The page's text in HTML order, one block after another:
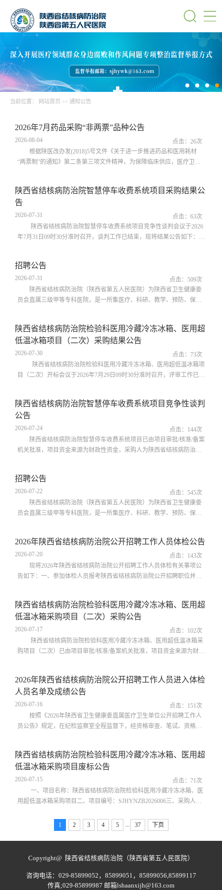
当前位置： 网站首页 >> 通知公告
2026年7月药品采购“非两票”品种公告
2026-08-04 点击： 26次
根据陕医改办发(2018)5号文件《关于进一步推进药品和医用耗材
“两票制”的通知》第二条第三项文件精神，为保障临床供应，医疗卫生
中“非两票”品种予以公告：洁尔阴洗剂伤湿止痛膏陕西省结核病防治院
药剂科2026年8月4
陕西省结核病防治院智慧停车收费系统项目采购结果公
告
2026-07-31 点击： 63次
陕西省结核病防治院智慧停车收费系统项目竞争性谈判会议于2026
年7月31日09时30分准时召开，谈判工作已结束，现将结果公告如下：
安市长安区太乙宫镇上湾村甲字1号联系方式：029-85899294四、成交信
息：供应商名称：西安利泽商贸有限公司中标（成交）金额：33,250.00
元（大写：叁万叁仟贰佰伍拾元...
招聘公告
2026-07-31 点击： 509次
陕西省结核病防治院（陕西省第五人民医院）为陕西省卫生健康委
员会直属三级甲等专科医院，是一所集医疗、科研、教学、预防、保健
心副主委单位、中国结核病临床试验合作中心副主委单位、北京结核病
诊疗技术创新联盟理事长单位、中华医学会结核病分会常委单位。因医
院业务发展需要，现面向社会公...
陕西省结核病防治院检验科医用冷藏冷冻冰箱、医用超
低温冰箱项目（二次）采购结果公告
2026-07-30 点击： 73次
陕西省结核病防治院检验科医用冷藏冷冻冰箱、医用超低温冰箱项
目（二次）开标会议于2026年7月29日09时30分准时召开，评审工作已结
次）二、项目编号：SJHYNZB2026006三、采购人信息：陕西省结核病
防治院地址：西安市长安区太乙宫镇上湾村甲字一号联系方式：029-
85899294四、成交信息供应商名称：...
陕西省结核病防治院智慧停车收费系统项目竞争性谈判
公告
2026-07-24 点击： 144次
陕西省结核病防治院智慧停车收费系统项目已由项目审批/核准/备案
机关批准，项目资金来源为财政性资金，采购人为陕西省结核病防治
防治院智慧停车收费系统项目3.预算金额：35,000.00元4.最高限价：
35,000.00元5.采购需求：智慧停车收费系统采购，具体内容详见谈判文
件第三部分6.合同履行期限：自接...
招聘公告
2026-07-22 点击： 545次
陕西省结核病防治院（陕西省第五人民医院）为陕西省卫生健康委
员会直属三级甲等专科医院，是一所集医疗、科研、教学、预防、保健
心副主委单位、中国结核病临床试验合作中心副主委单位、北京结核病
诊疗技术创新联盟理事长单位、中华医学会结核病分会常委单位。因医
院业务发展需要，现面向社会公...
2026年陕西省结核病防治院公开招聘工作人员体检公告
2026-07-20 点击： 143次
现将2026年陕西省结核病防治院公开招聘工作人员体检有关事项公
告如下：一、参加体检人员报考陕西省结核病防治院公开招聘职位并进
检时间与集合地点体检时间为2026年7月22日（星期三）。请进入体检人
员于体检当天早上8:00到陕西省结核病防治院人事科集合，统一前往体
检处。三、注意事项1.考生参加...
陕西省结核病防治院检验科医用冷藏冷冻冰箱、医用超
低温冰箱采购项目（二次）采购公告
2026-07-17 点击： 102次
陕西省结核病防治院检验科医用冷藏冷冻冰箱、医用超低温冰箱采
购项目（二次）已由项目审批/核准/备案机关批准，项目资金来源为财政
病防治院；2.项目名称：陕西省结核病防治院检验科医用冷藏冷冻冰
箱、医用超低温冰箱采购项目（二次）；3.项目编号：SJHYNZB2026-
0064.项目地点：陕西省西安市长...
2026年陕西省结核病防治院公开招聘工作人员进入体检
人员名单及成绩公告
2026-07-16 点击： 151次
按照《2026年陕西省卫生健康委直属医疗卫生单位公开招聘工作人
员公告》规定，在纪检监察室全程监督下，经资格审查、笔试、资格复
检环节人员密切关注。联系电话：029-85899096附件： 2026年陕西省结
核病防治院公开招聘工作人员成绩及进入体检人员名单.xls陕西省结核病
防治院2026年7月16
陕西省结核病防治院检验科医用冷藏冷冻冰箱、医用超
低温冰箱采购项目废标公告
2026-07-15 点击： 71次
一、项目名称：陕西省结核病防治院检验科医用冷藏冷冻冰箱、医
用超低温冰箱采购项目二、项目编号：SJHYNZB2026006三、采购人信
联系方式：029-85899294四、采购结果响应文件递交截止时间前，递交
磋商响应文件的潜在供应商不足三家，废标。五、公告期限：自本公告
发布之日起1个工作日。陕西省结核病防治院2026年7月15
1 2 3 4 5 37 下页
Copyright@ 陕西省结核病防治院（陕西省第五人民医院）
咨询电话：029-85899052，85899051，85899056,85899117
传真;029-85899987 邮箱lshaanxijh@163.com